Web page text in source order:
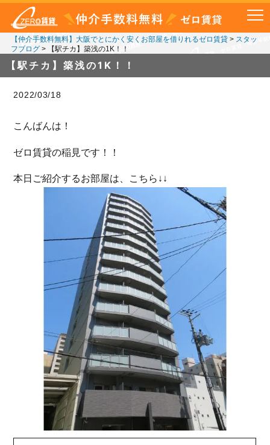
【仲介手数料無料】大阪でとにかく安くお部屋を借りれるゼロ賃貸> スタッ
フブログ> 【駅チカ】築浅の1K！！
【駅チカ】築浅の1K！！
2022/03/18
こんばんは！
ゼロ賃貸の稲見です！！
本日ご紹介するお部屋は、こちら↓↓